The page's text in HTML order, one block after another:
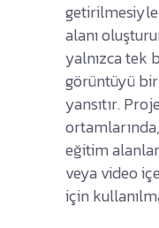
alanı
yalnızca tek
görüntüyü
yansıtır.
eğitim
veya video
için